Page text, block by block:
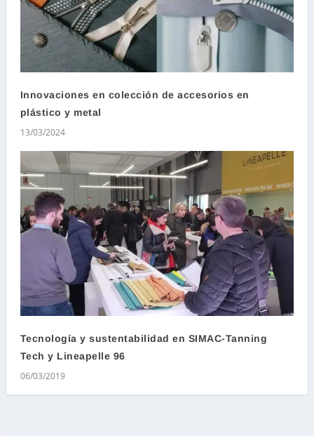
Innovaciones en colección de accesorios en
plástico y metal
13/03/2024
Tecnología y sustentabilidad en SIMAC-Tanning
Tech y Lineapelle 96
06/03/2019